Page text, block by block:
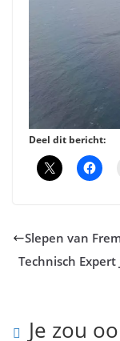
Deel dit bericht:
Slepen van
Technisch
Je zou